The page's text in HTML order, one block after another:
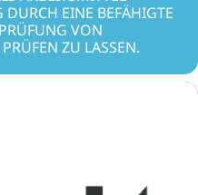
EINE BEFÄHIGTE P
VON F
ZU LASSEN.